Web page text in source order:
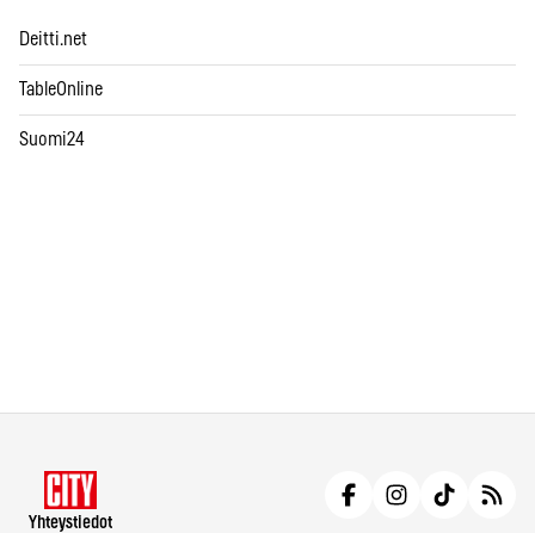
Deitti.net
TableOnline
Suomi24
Yhteystiedot